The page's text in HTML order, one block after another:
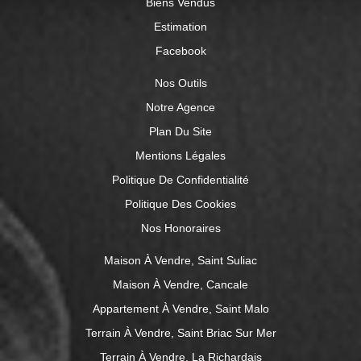
Estimation
Facebook
Nos Outils
Notre Agence
Plan Du Site
Mentions Légales
Politique De Confidentialité
Politique Des Cookies
Nos Honoraires
Maison À Vendre, Saint Suliac
Maison À Vendre, Cancale
Appartement À Vendre, Saint Malo
Terrain À Vendre, Saint Briac Sur Mer
Terrain À Vendre, La Richardais